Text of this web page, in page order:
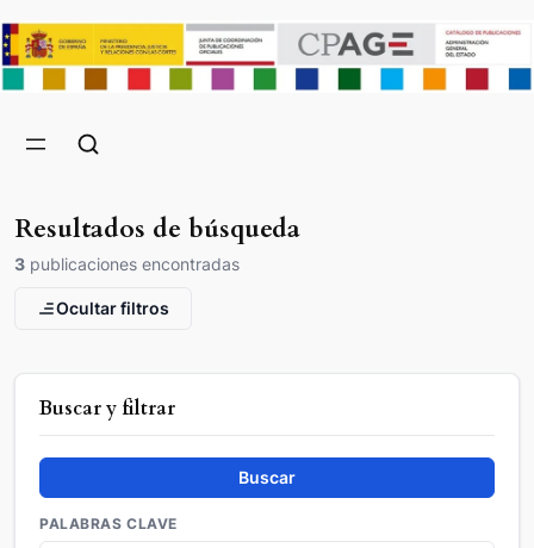
Resultados de búsqueda
3 publicaciones encontradas
Ocultar filtros
Buscar y filtrar
Buscar
PALABRAS CLAVE